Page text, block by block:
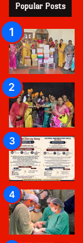
Popular Posts